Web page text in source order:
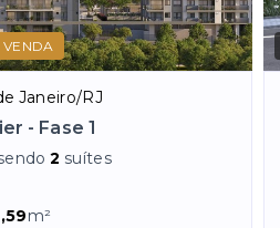
VENDA
Janeiro/RJ
- Fase 1
2 suítes
m²